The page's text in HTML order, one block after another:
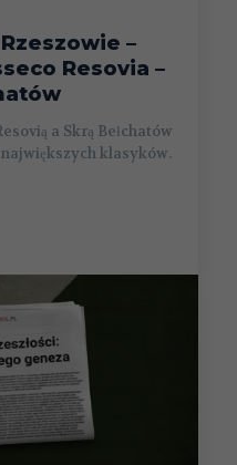
–
Resovia –
a Skrą Bełchatów
klasyków.